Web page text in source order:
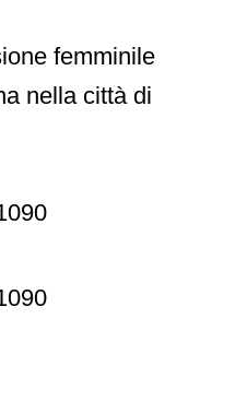
femminile
nella città di